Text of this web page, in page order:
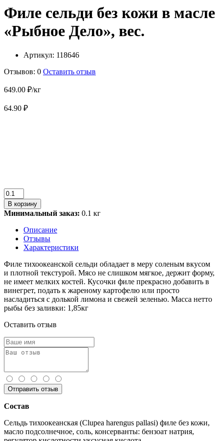
Филе сельди без кожи в масле
«Рыбное Дело», вес.
Артикул: 118646
Отзывов: 0 Оставить отзыв
649.00 ₽/кг
64.90 ₽
В корзину
Минимальный заказ: 0.1 кг
Описание
Отзывы
Характеристики
Филе тихоокеанской сельди обладает в меру соленым вкусом
и плотной текстурой. Мясо не слишком мягкое, держит форму,
не имеет мелких костей. Кусочки филе прекрасно добавить в
винегрет, подать к жареному картофелю или просто
насладиться с долькой лимона и свежей зеленью. Масса нетто
рыбы без заливки: 1,85кг
Оставить отзыв
Отправить отзыв
Состав
Сельдь тихоокеанская (Clupea harengus pallasi) филе без кожи,
масло подсолнечное, соль, консерванты: бензоат натрия,